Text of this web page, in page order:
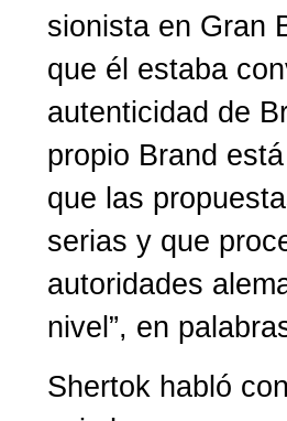
sionista en Gran
que él estaba
autenticidad de
propio Brand
que las
serias y que
autoridades
nivel”, en
Shertok habló